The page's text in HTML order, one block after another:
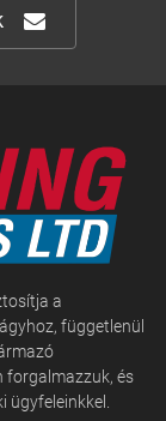
a
függetlenül
forgalmazzuk, és